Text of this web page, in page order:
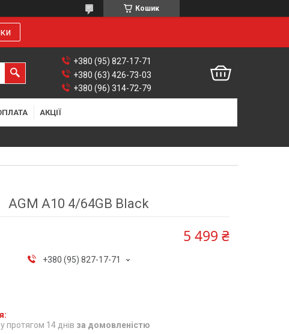
Кошик
+380 (95) 827-17-71
+380 (63) 426-73-03
+380 (96) 314-72-79
АКЦІЇ
AGM A10 4/64GB Black
5 499 ₴
+380 (95) 827-17-71
протягом 14 днів за домовленістю